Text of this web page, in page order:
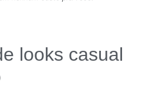
looks casual